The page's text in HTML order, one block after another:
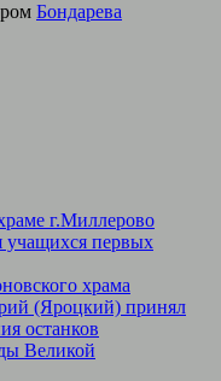
Бондарева
г.Миллерово
учащихся первых
храма
(Яроцкий) принял
останков
Великой